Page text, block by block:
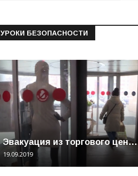
УРОКИ БЕЗОПАСНОСТИ
Эвакуация из торгового цен…
19.09.2019